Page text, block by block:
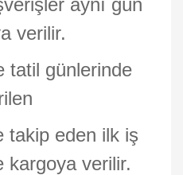
aynı gün
verilir.
tatil günlerinde
takip eden ilk iş
kargoya verilir.